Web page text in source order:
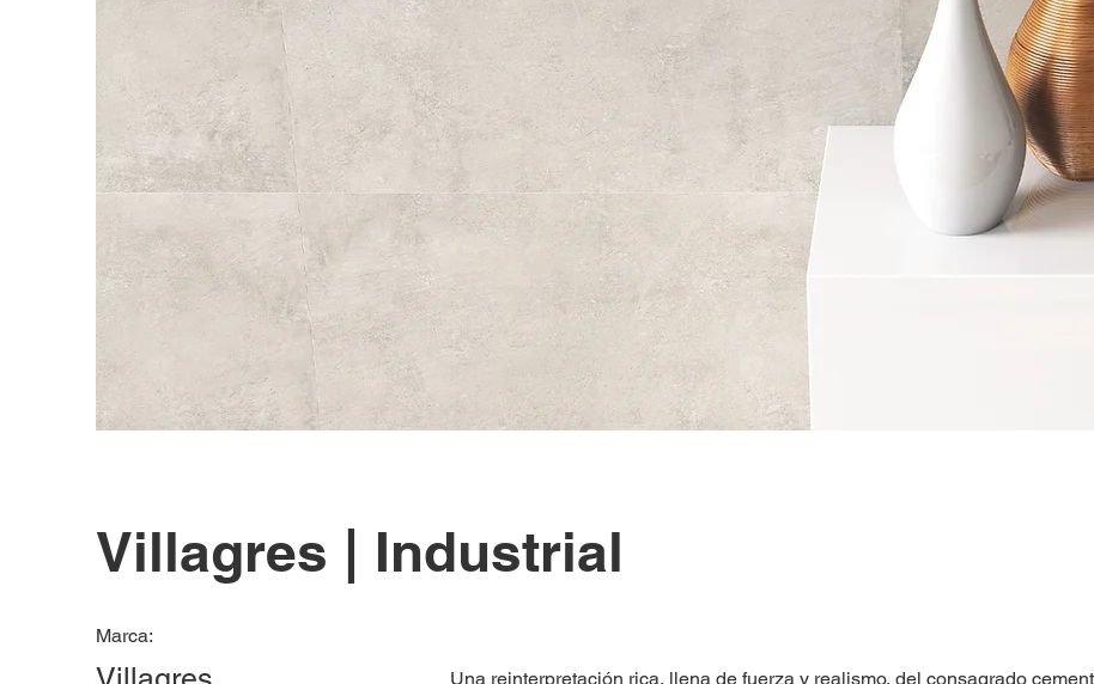
Villagres | Industrial
Marca:
Una reinterpretación rica, llena de fuerza y realismo, del consagrado